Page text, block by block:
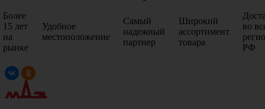
Более
15 лет
на
рынке
Удобное
местоположение
Самый
надежный
партнер
Широкий
ассортимент
товара
во
РФ